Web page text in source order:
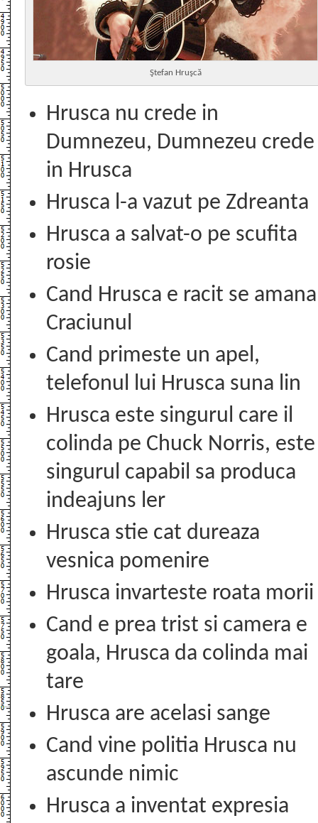
Ştefan Hruşcă
Hrusca nu crede in
Dumnezeu, Dumnezeu crede
in Hrusca
Hrusca l-a vazut pe Zdreanta
Hrusca a salvat-o pe scufita
rosie
Cand Hrusca e racit se amana
Craciunul
Cand primeste un apel,
telefonul lui Hrusca suna lin
Hrusca este singurul care il
colinda pe Chuck Norris, este
singurul capabil sa produca
indeajuns ler
Hrusca stie cat dureaza
vesnica pomenire
Hrusca invarteste roata morii
Cand e prea trist si camera e
goala, Hrusca da colinda mai
tare
Hrusca are acelasi sange
Cand vine politia Hrusca nu
ascunde nimic
Hrusca a inventat expresia